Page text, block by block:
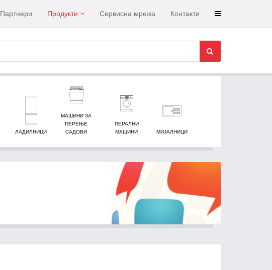
Партнери Продукти Сервисна мрежа Контакти
ЛАДИЛНИЦИ
МАШИНИ ЗА
ПЕРЕЊЕ
САДОВИ
ПЕРАЛНИ
МАШИНИ
МИЈАЛНИЦИ